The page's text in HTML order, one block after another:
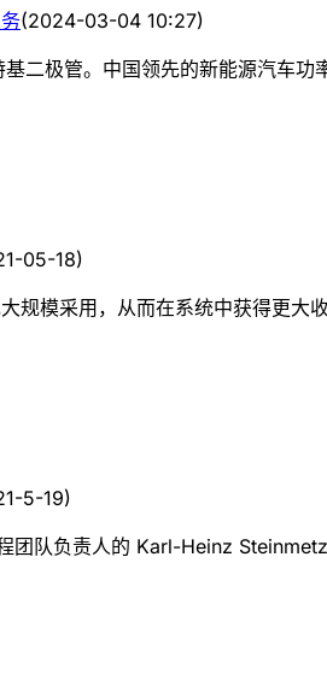
(2024-03-04 10:27)
二极管。中国领先的新能源汽车功
05-18)
规模采用，从而在系统中获得更
5-19)
团队负责人的 Karl-Heinz